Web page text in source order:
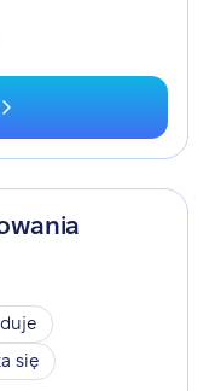
się